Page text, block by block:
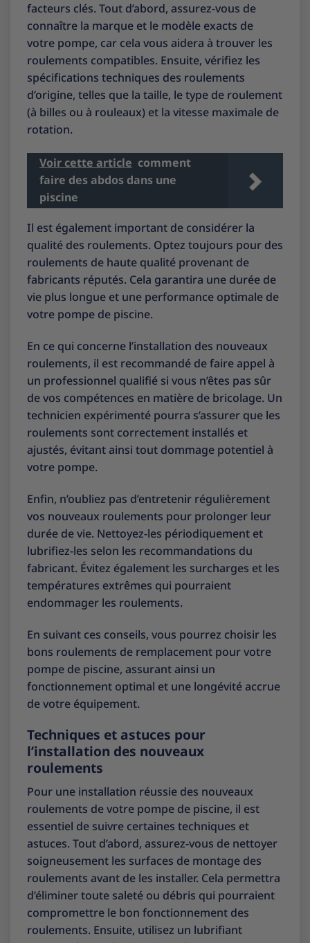
facteurs clés. Tout d’abord, assurez-vous de
connaître la marque et le modèle exacts de
votre pompe, car cela vous aidera à trouver les
roulements compatibles. Ensuite, vérifiez les
spécifications techniques des roulements
d’origine, telles que la taille, le type de roulement
(à billes ou à rouleaux) et la vitesse maximale de
rotation.
Voir cette article comment
faire des abdos dans une
piscine
Il est également important de considérer la
qualité des roulements. Optez toujours pour des
roulements de haute qualité provenant de
fabricants réputés. Cela garantira une durée de
vie plus longue et une performance optimale de
votre pompe de piscine.
En ce qui concerne l’installation des nouveaux
roulements, il est recommandé de faire appel à
un professionnel qualifié si vous n’êtes pas sûr
de vos compétences en matière de bricolage. Un
technicien expérimenté pourra s’assurer que les
roulements sont correctement installés et
ajustés, évitant ainsi tout dommage potentiel à
votre pompe.
Enfin, n’oubliez pas d’entretenir régulièrement
vos nouveaux roulements pour prolonger leur
durée de vie. Nettoyez-les périodiquement et
lubrifiez-les selon les recommandations du
fabricant. Évitez également les surcharges et les
températures extrêmes qui pourraient
endommager les roulements.
En suivant ces conseils, vous pourrez choisir les
bons roulements de remplacement pour votre
pompe de piscine, assurant ainsi un
fonctionnement optimal et une longévité accrue
de votre équipement.
Techniques et astuces pour
l’installation des nouveaux
roulements
Pour une installation réussie des nouveaux
roulements de votre pompe de piscine, il est
essentiel de suivre certaines techniques et
astuces. Tout d’abord, assurez-vous de nettoyer
soigneusement les surfaces de montage des
roulements avant de les installer. Cela permettra
d’éliminer toute saleté ou débris qui pourraient
compromettre le bon fonctionnement des
roulements. Ensuite, utilisez un lubrifiant